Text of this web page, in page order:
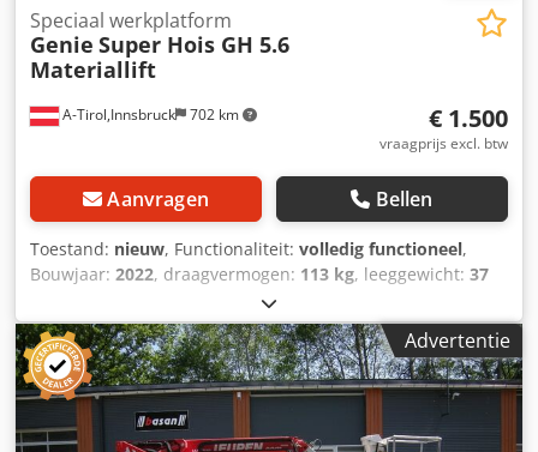
A-Tirol,Innsbruck 702 km
Speciaal werkplatform
Genie Super Hois GH 5.6
Materiallift
€ 1.500
vraagprijs excl. btw
Aanvragen Bellen
Toestand: nieuw, Functionaliteit: volledig functioneel,
Bouwjaar: 2022, draagvermogen: 113 kg, leeggewicht: 37
, totale lengte:
aandrijftype:Handbetrieb, bouwbreedte:1.350 mm,
Speciale werkhoogwerker Staat: Nieuw apparaat
Technische staat: Nieuw Beschrijving: DIRECT LEVERBARE
NIEUWE MACHINES UIT VOORRAAD TEGEN SPECIALE
PRIJZEN Dodjzrcviepfx Ambjck Hefhoogte 5600 mm •
Advertentie